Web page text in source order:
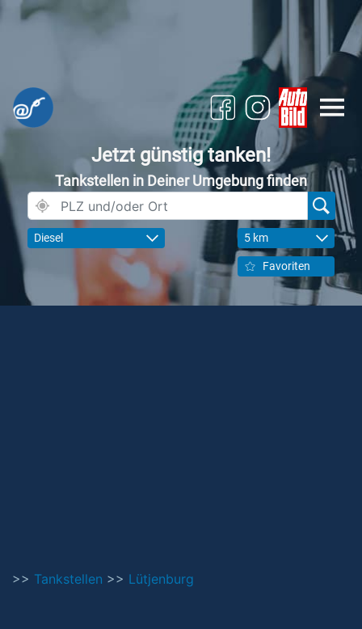
Jetzt günstig tanken!
Tankstellen in Deiner Umgebung finden
Diesel 5 km
Favoriten
>> Tankstellen >> Lütjenburg